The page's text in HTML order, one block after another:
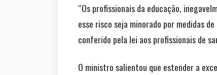
“Os profissionais da educação,
esse risco seja minorado por medidas
conferido pela lei aos profissionais de
O ministro salientou que estender a